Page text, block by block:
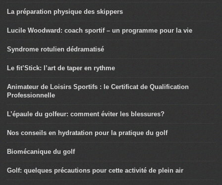
La préparation physique des skippers
Lucile Woodward: coach sportif – un programme pour la vie
Syndrome rotulien dédramatisé
Le fit’Stick: l’art de taper en rythme
Animateur de Loisirs Sportifs : le Certificat de Qualification
Professionnelle
L’épaule du golfeur: comment éviter les blessures?
Nos conseils en hydratation pour la pratique du golf
Biomécanique du golf
Golf: quelques précautions pour cette activité de plein air